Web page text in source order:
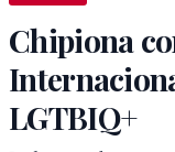
Chipiona
LGTBIQ+